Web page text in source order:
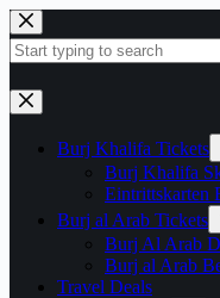
Zum
Inhalt
springen
Keine
Ergebnisse
Burj Khalifa Tickets
Burj Khalifa
Eintrittskarten
Burj al Arab Tickets
Burj Al Arab
Burj al Arab
Travel Deals